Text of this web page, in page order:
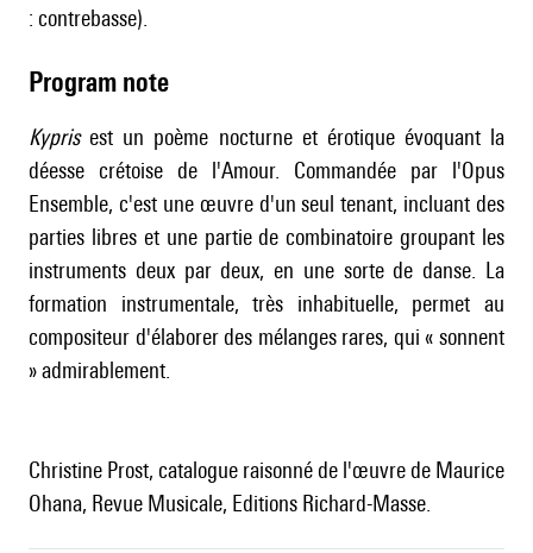
: contrebasse).
Program note
Kyprisest un poème nocturne et érotique évoquant la
déesse crétoise de l'Amour. Commandée par l'Opus
Ensemble, c'est une œuvre d'un seul tenant, incluant des
parties libres et une partie de combinatoire groupant les
instruments deux par deux, en une sorte de danse. La
formation instrumentale, très inhabituelle, permet au
compositeur d'élaborer des mélanges rares, qui « sonnent
» admirablement.
Christine Prost, catalogue raisonné de l'œuvre de Maurice
Ohana, Revue Musicale, Editions Richard-Masse.